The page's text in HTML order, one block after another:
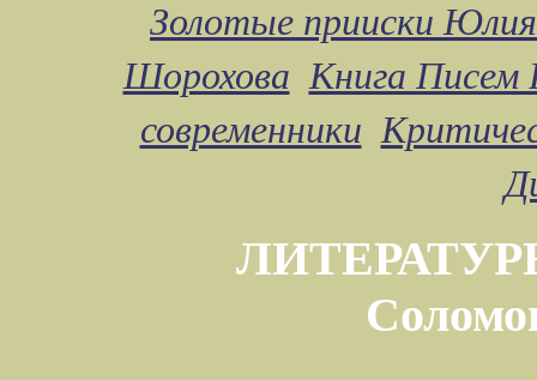
Золотые прииски
Шорохова Книга Писем
современники